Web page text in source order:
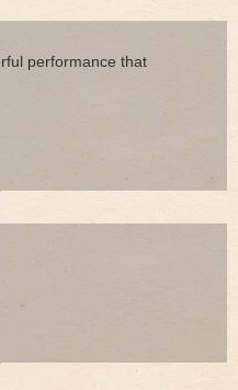
performance that